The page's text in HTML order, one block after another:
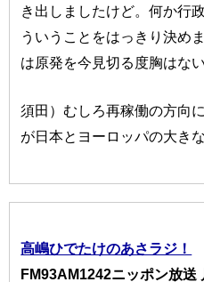
き出しましたけど。何か行
ういうことをはっきり決め
は原発を今見切る度胸はな
須田）むしろ再稼働の方向
が日本とヨーロッパの大き
高嶋ひでたけのあさラジ！
FM93AM1242ニッポン放送